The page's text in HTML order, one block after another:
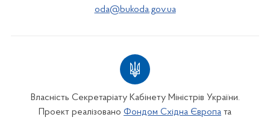
oda@bukoda.gov.ua
Власність Секретаріату Кабінету Міністрів України.
Проект реалізовано Фондом Східна Європа та